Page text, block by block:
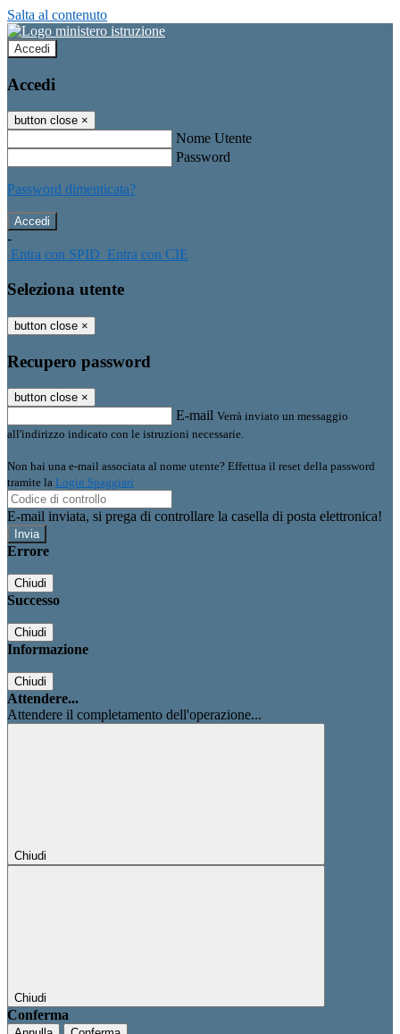
Salta al contenuto
Accedi
Accedi
button close ×
Nome Utente
Password
Password dimenticata?
-
Entra con SPID Entra con CIE
Seleziona utente
button close ×
Recupero password
button close ×
E-mail Verrà inviato un messaggio
all'indirizzo indicato con le istruzioni necessarie.
Non hai una e-mail associata al nome utente? Effettua il reset della password
tramite la Login Spaggiari
E-mail inviata, si prega di controllare la casella di posta elettronica!
Errore
Chiudi
Successo
Chiudi
Informazione
Chiudi
Attendere...
Attendere il completamento dell'operazione...
Chiudi
Chiudi
Conferma